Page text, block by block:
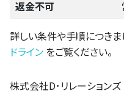
返金不可
詳しい条件や手順につきま
ドライン をご覧ください。
株式会社D･リレーションズ